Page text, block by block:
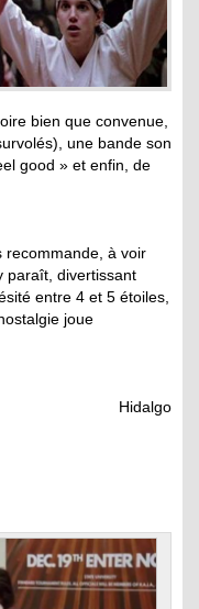
bien que convenue,
une bande son
good » et enfin, de
recommande, à voir
paraît, divertissant
entre 4 et 5 étoiles,
joue
Hidalgo